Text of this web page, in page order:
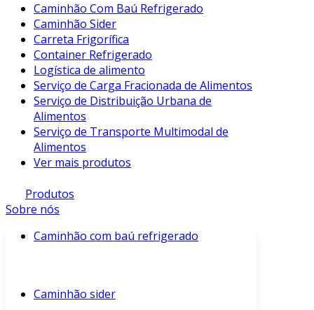
Caminhão Com Baú Refrigerado
Caminhão Sider
Carreta Frigorífica
Container Refrigerado
Logística de alimento
Serviço de Carga Fracionada de Alimentos
Serviço de Distribuição Urbana de
Alimentos
Serviço de Transporte Multimodal de
Alimentos
Ver mais produtos
Produtos
Sobre nós
Caminhão com baú refrigerado
Caminhão sider